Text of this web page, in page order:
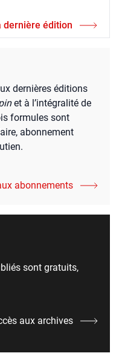
dernière édition
dernières éditions
et à l’intégralité de
formules sont
abonnement
abonnements
sont gratuits,
aux archives